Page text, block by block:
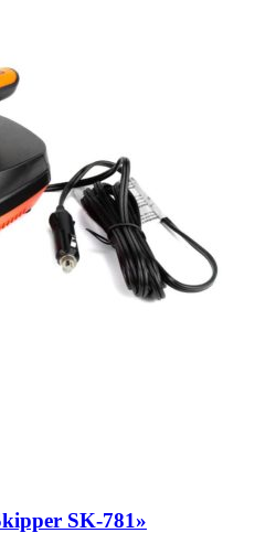
SK-781»